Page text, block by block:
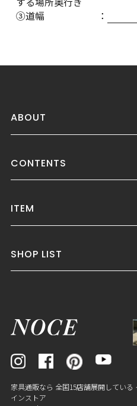
③道幅
：
ABOUT
CONTENTS
ITEM
SHOP LIST
家具通販なら 全国15店舗展開してい
インストア